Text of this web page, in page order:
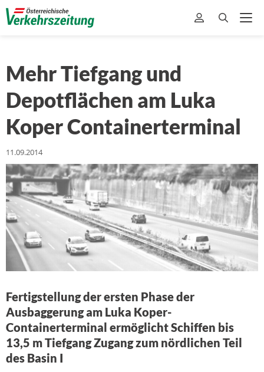
Mehr Tiefgang und
Depotflächen am Luka
Koper Containerterminal
11.09.2014
Fertigstellung der ersten Phase der
Ausbaggerung am Luka Koper-
Containerterminal ermöglicht Schiffen bis
13,5 m Tiefgang Zugang zum nördlichen Teil
des Basin I